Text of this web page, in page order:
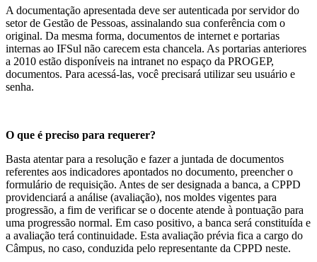
A documentação apresentada deve ser autenticada por servidor do
setor de Gestão de Pessoas, assinalando sua conferência com o
original. Da mesma forma, documentos de internet e portarias
internas ao IFSul não carecem esta chancela. As portarias anteriores
a 2010 estão disponíveis na intranet no espaço da PROGEP,
documentos. Para acessá-las, você precisará utilizar seu usuário e
senha.
O que é preciso para requerer?
Basta atentar para a resolução e fazer a juntada de documentos
referentes aos indicadores apontados no documento, preencher o
formulário de requisição. Antes de ser designada a banca, a CPPD
providenciará a análise (avaliação), nos moldes vigentes para
progressão, a fim de verificar se o docente atende à pontuação para
uma progressão normal. Em caso positivo, a banca será constituída e
a avaliação terá continuidade. Esta avaliação prévia fica a cargo do
Câmpus, no caso, conduzida pelo representante da CPPD neste.